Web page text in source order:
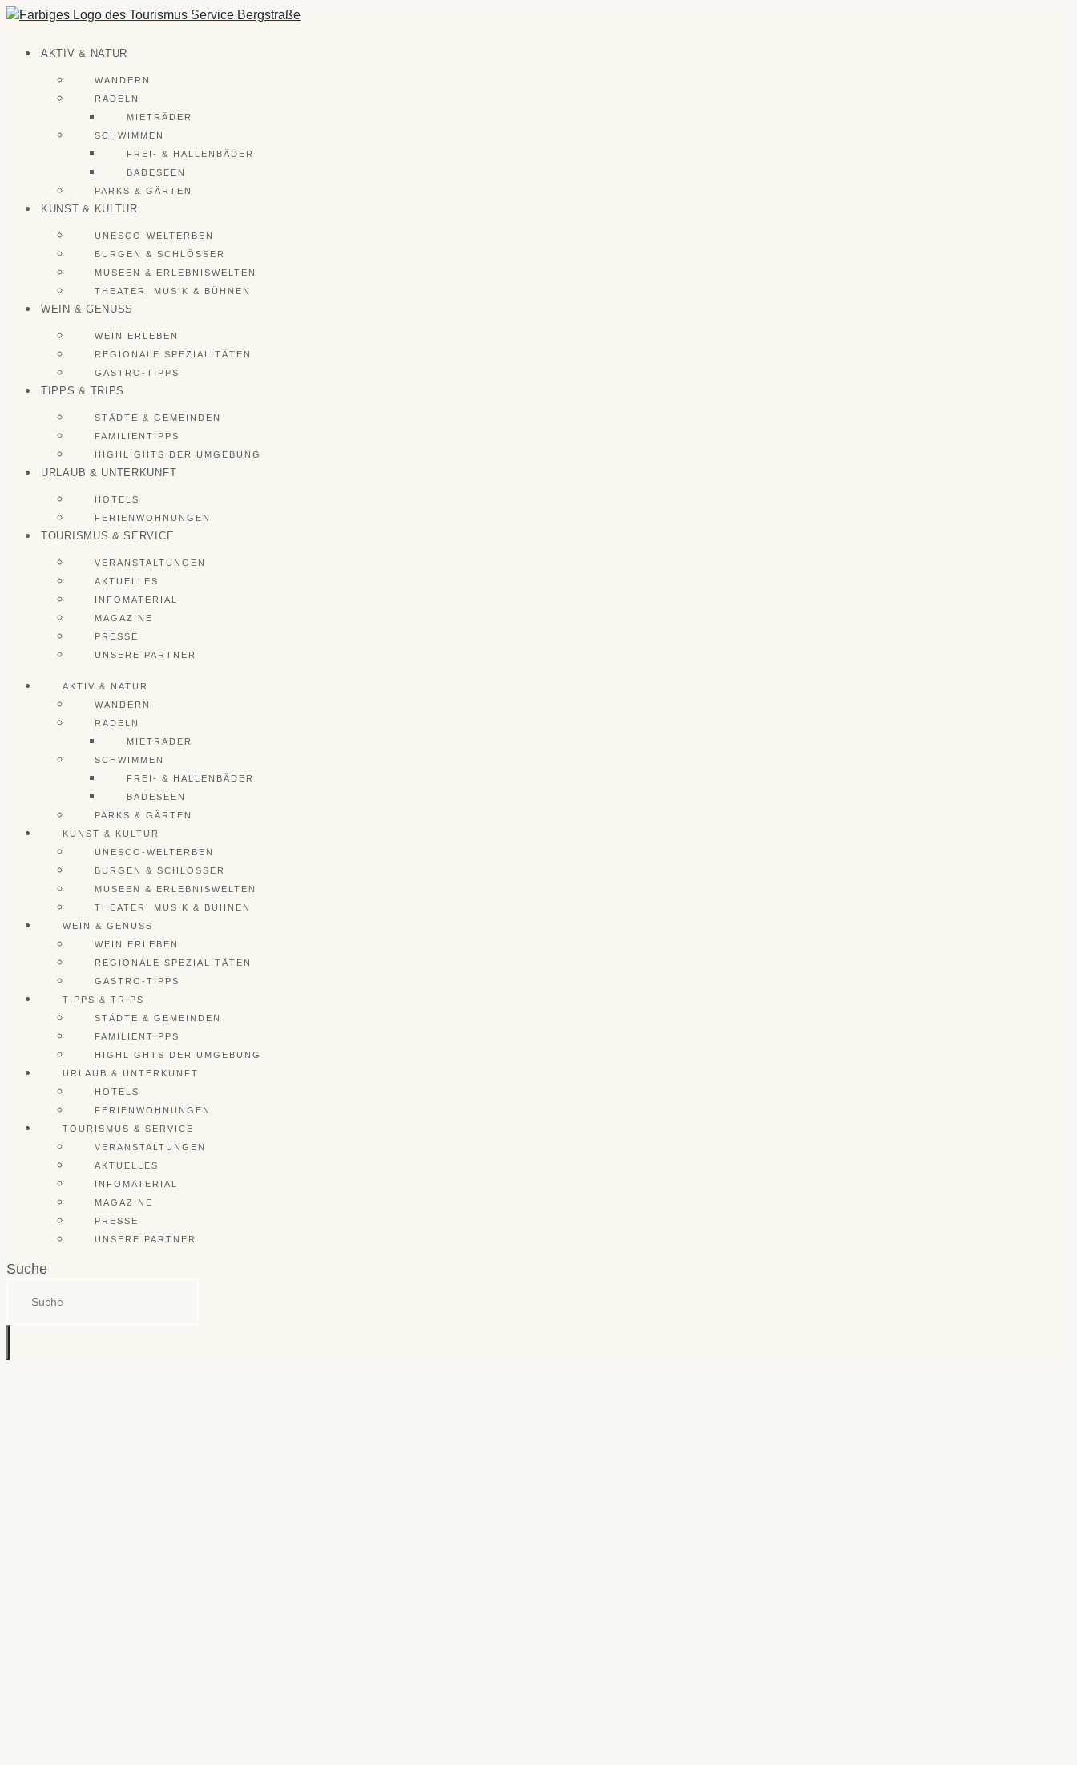
Zum
springenAKTIV & NATUR
WANDERN
RADELN
MIETRÄDER
SCHWIMMEN
FREI- & HALLENBÄDER
BADESEEN
PARKS & GÄRTEN
KUNST & KULTUR
UNESCO-WELTERBEN
BURGEN & SCHLÖSSER
MUSEEN & ERLEBNISWELTEN
THEATER, MUSIK & BÜHNEN
WEIN & GENUSS
WEIN ERLEBEN
REGIONALE SPEZIALITÄTEN
GASTRO-TIPPS
TIPPS & TRIPS
STÄDTE & GEMEINDEN
FAMILIENTIPPS
HIGHLIGHTS DER UMGEBUNG
URLAUB & UNTERKUNFT
HOTELS
FERIENWOHNUNGEN
TOURISMUS & SERVICE
VERANSTALTUNGEN
AKTUELLES
INFOMATERIAL
MAGAZINE
PRESSE
UNSERE PARTNER
AKTIV & NATUR
WANDERN
RADELN
MIETRÄDER
SCHWIMMEN
FREI- & HALLENBÄDER
BADESEEN
PARKS & GÄRTEN
KUNST & KULTUR
UNESCO-WELTERBEN
BURGEN & SCHLÖSSER
MUSEEN & ERLEBNISWELTEN
THEATER, MUSIK & BÜHNEN
WEIN & GENUSS
WEIN ERLEBEN
REGIONALE SPEZIALITÄTEN
GASTRO-TIPPS
TIPPS & TRIPS
STÄDTE & GEMEINDEN
FAMILIENTIPPS
HIGHLIGHTS DER UMGEBUNG
URLAUB & UNTERKUNFT
HOTELS
FERIENWOHNUNGEN
TOURISMUS & SERVICE
VERANSTALTUNGEN
AKTUELLES
INFOMATERIAL
MAGAZINE
PRESSE
UNSERE PARTNER
Suche